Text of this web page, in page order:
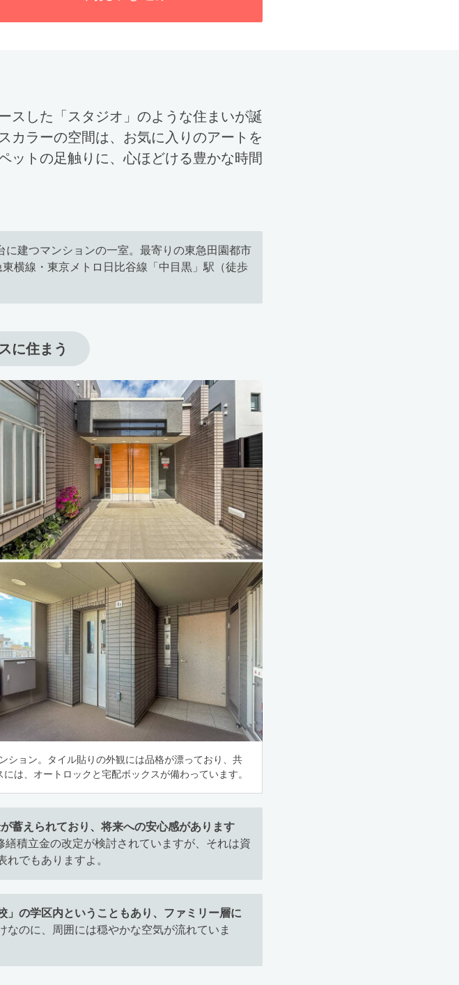
スした「スタジオ」のような住まいが誕
カラーの空間は、お気に入りのアートを
ットの足触りに、心ほどける豊かな時間
に建つマンションの一室。最寄りの東急田園都市
横線・東京メトロ日比谷線「中目黒」駅（徒歩
に住まう
ション。タイル貼りの外観には品格が漂っており、共
は、オートロックと宅配ボックスが備わっています。
蓄えられており、将来への安心感があります
繕積立金の改定が検討されていますが、それは資
でもありますよ。
」の学区内ということもあり、ファミリー層に
なのに、周囲には穏やかな空気が流れていま